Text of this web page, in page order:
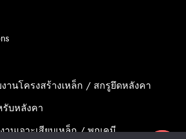
านโครงสร้างเหล็ก / สกรูยึดหลังคา
บหลังคา
นเจาะเสียบเหล็ก / พุกเคมี